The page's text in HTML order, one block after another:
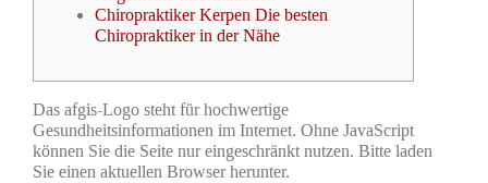
Chiropraktiker Kerpen Die besten
Chiropraktiker in der Nähe
Das afgis-Logo steht für hochwertige
Gesundheitsinformationen im Internet. Ohne JavaScript
können Sie die Seite nur eingeschränkt nutzen. Bitte laden
Sie einen aktuellen Browser herunter.